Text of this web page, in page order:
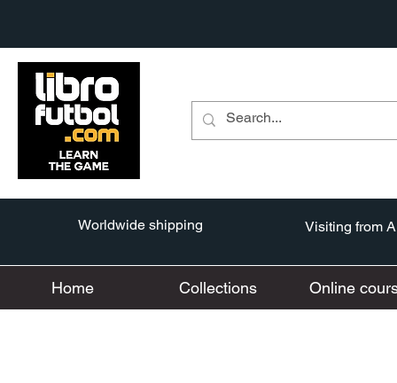
Worldwide shipping Visiting from
Home Collections Online